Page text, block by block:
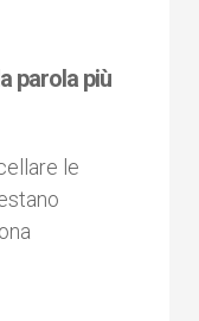
parola più
le